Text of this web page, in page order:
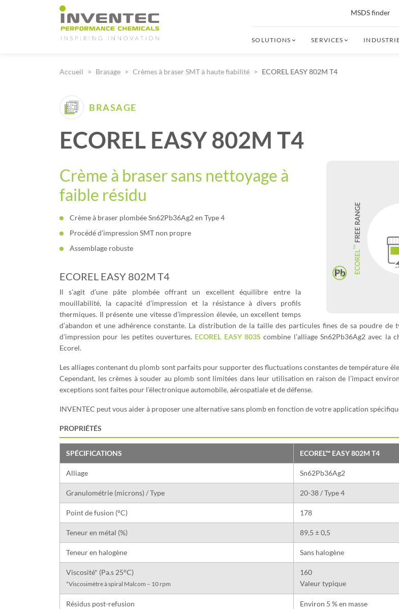
Main Navigation
MSDS finder
SOLUTIONS SERVICES
Accueil Brasage Crèmes à braser SMT à haute fiabilité ECOREL EASY 802M T4
BRASAGE
ECOREL EASY 802M T4
Crème à braser sans nettoyage à
faible résidu
Crème à braser plombée Sn62Pb36Ag2 en Type 4
Procédé d’impression SMT non propre
Assemblage robuste
ECOREL EASY 802M T4
Il s’agit d’une pâte plombée offrant un excellent équilibre entre la
mouillabilité, la capacité d’impression et la résistance à divers profils
thermiques. Il présente une vitesse d’impression élevée, un excellent temps
d’abandon et une adhérence constante. La distribution de la taille des particules fines de sa poudre de
d’impression pour les petites ouvertures. ECOREL EASY 803S combine l’alliage Sn62Pb36Ag2 avec la
Ecorel.
Les alliages contenant du plomb sont parfaits pour supporter des fluctuations constantes de température
Cependant, les crèmes à souder au plomb sont limitées dans leur utilisation en raison de l’impact
exceptions sont faites pour l’électronique automobile, aérospatiale et de défense.
INVENTEC peut vous aider à proposer une alternative sans plomb en fonction de votre application
PROPRIÉTÉS
SPÉCIFICATIONS ECOREL™ EASY 802M T4
Alliage Sn62Pb36Ag2
Granulométrie (microns) / Type 20-38 / Type 4
Point de fusion (°C) 178
Teneur en métal (%) 89,5 ± 0,5
Teneur en halogène Sans halogène
Viscosité* (Pa.s 25°C)
*Viscosimètre à spiral Malcom – 10 rpm
160
Valeur typique
Résidus post-refusion Environ 5 % en masse